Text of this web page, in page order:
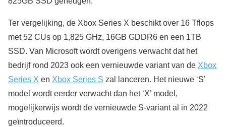
Ter vergelijking, de Xbox Series X beschikt over 16 Tflops
met 52 CUs op 1,825 GHz, 16GB GDDR6 en een 1TB
SSD. Van Microsoft wordt overigens verwacht dat het
bedrijf rond 2023 ook een vernieuwde variant van de Xbox
Series X en Xbox Series S zal lanceren. Het nieuwe ‘S’
model wordt eerder verwacht dan het ‘X’ model,
mogelijkerwijs wordt de vernieuwde S-variant al in 2022
geïntroduceerd.